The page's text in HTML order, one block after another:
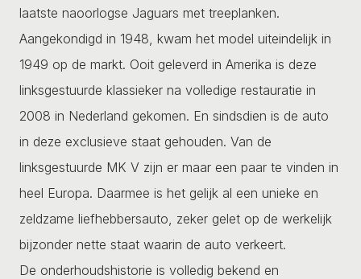
laatste naoorlogse Jaguars met treeplanken.
Aangekondigd in 1948, kwam het model uiteindelijk in
1949 op de markt. Ooit geleverd in Amerika is deze
linksgestuurde klassieker na volledige restauratie in
2008 in Nederland gekomen. En sindsdien is de auto
in deze exclusieve staat gehouden. Van de
linksgestuurde MK V zijn er maar een paar te vinden in
heel Europa. Daarmee is het gelijk al een unieke en
zeldzame liefhebbersauto, zeker gelet op de werkelijk
bijzonder nette staat waarin de auto verkeert.
De onderhoudshistorie is volledig bekend en